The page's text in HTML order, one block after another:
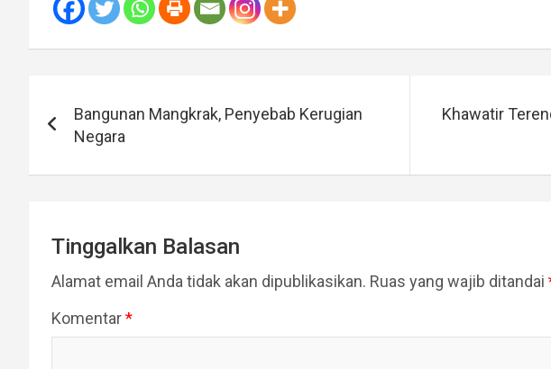
pos
Bangunan Mangkrak, Penyebab Kerugian
Negara
Khawatir
Tinggalkan Balasan
Alamat email Anda tidak akan dipublikasikan. Ruas yang wajib ditandai
Komentar*